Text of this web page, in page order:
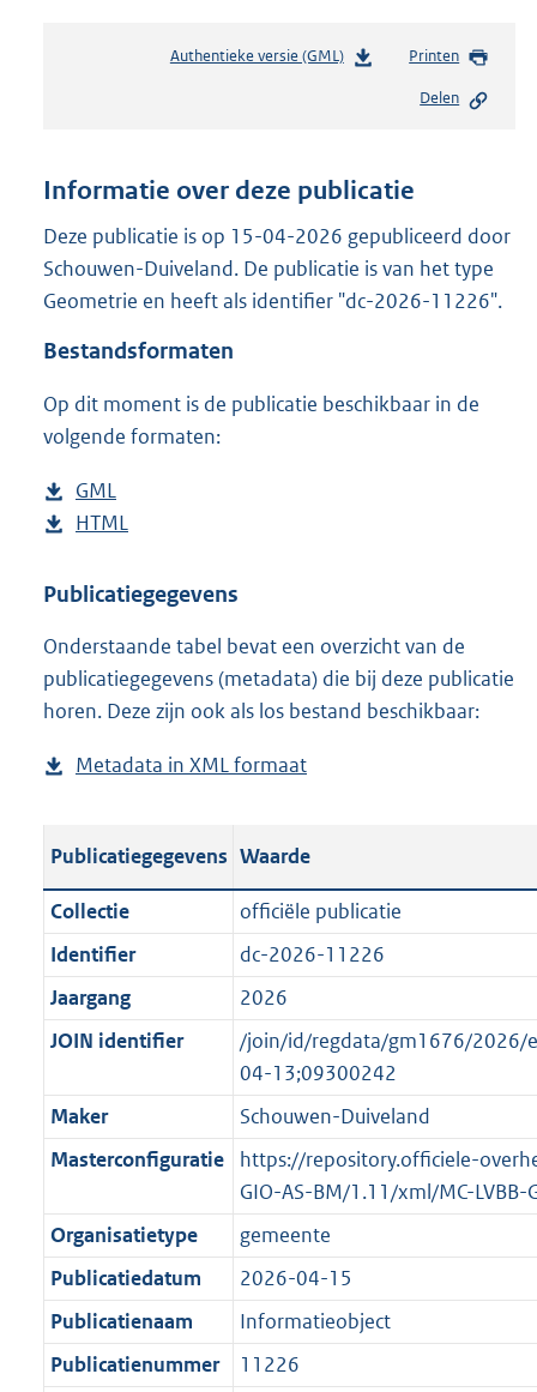
Authentieke versie (GML)b
n
s
g
r
o
e
Printen
Delen
Informatie over deze publicatie
Deze publicatie is op 15-04-2026 gepubliceerd door
Schouwen-Duiveland. De publicatie is van het type
Geometrie en heeft als identifier "dc-2026-11226".
Bestandsformaten
Op dit moment is de publicatie beschikbaar in de
volgende formaten:
D
o
n
o
a
d
u
l
c
a
t
i
e
n
f
o
m
a
a
t
GML
e
t
n
d
s
r
o
t
e
:
2
K
D
w
l
o
a
p
b
i
c
a
t
i
i
n
f
r
m
a
a
t
HTML
s
a
n
d
g
o
t
t
e
:
o
b
e
k
n
d
Publicatiegegevens
Onderstaande tabel bevat een overzicht van de
publicatiegegevens (metadata) die bij deze publicatie
horen. Deze zijn ook als los bestand beschikbaar:
Metadata in XML formaat
t
a
n
d
g
r
o
o
t
t
e
:
2
K
b
Publicatiegegevens Waarde
Collectie
officiële publicatie
Identifier
dc-2026-11226
Jaargang
2026
JOIN identifier
/join/id/regdata/gm1676/2026/
04-13;09300242
Maker
Schouwen-Duiveland
Masterconfiguratie
https://repository.officiele-
GIO-AS-BM/1.11/xml/MC-LVBB-
Organisatietype
gemeente
Publicatiedatum
2026-04-15
Publicatienaam
Informatieobject
Publicatienummer
11226